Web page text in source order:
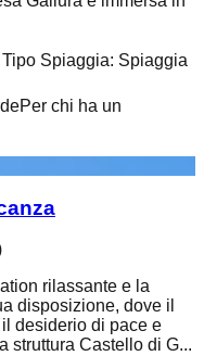
Tipo Spiaggia: Spiaggia
Per chi ha un
rilassante e la
disposizione, dove il
desiderio di pace e
struttura Castello di G...